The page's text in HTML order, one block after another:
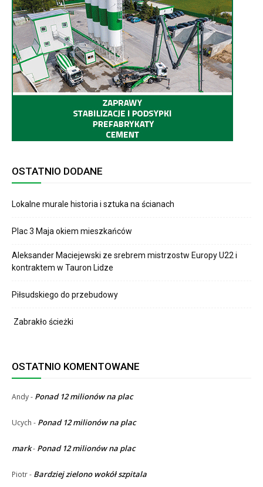
OSTATNIO DODANE
Lokalne murale historia i sztuka na ścianach
Plac 3 Maja okiem mieszkańców
Aleksander Maciejewski ze srebrem mistrzostw Europy U22 i
kontraktem w Tauron Lidze
Piłsudskiego do przebudowy
Zabrakło ścieżki
OSTATNIO KOMENTOWANE
Andy- Ponad 12 milionów na plac
Ucych - Ponad 12 milionów na plac
mark- Ponad 12 milionów na plac
Piotr- Bardziej zielono wokół szpitala